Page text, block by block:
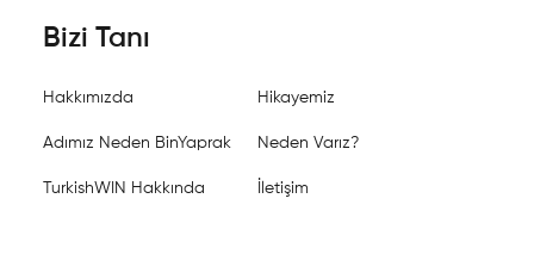
Bizi Tanı
Hakkımızda Hikayemiz
Adımız Neden BinYaprak Neden Varız?
TurkishWIN Hakkında İletişim